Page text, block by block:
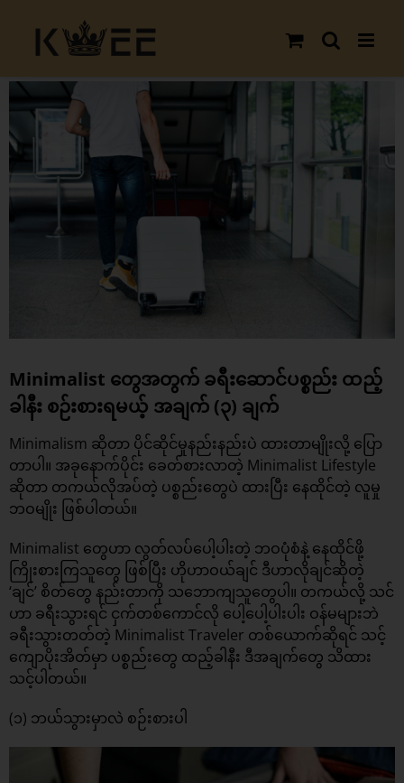
content
View
Larger
Image
Minimalist တွေအတွက် ခရီးဆောင်ပစ္စည်း ထည့်
ခါနီး စဉ်းစားရမယ့် အချက် (၃) ချက်
Minimalism ဆိုတာ ပိုင်ဆိုင်မှုနည်းနည်းပဲ ထားတာမျိုးလို့ ပြော
တာပါ။ အခုနောက်ပိုင်း ခေတ်စားလာတဲ့ Minimalist Lifestyle
ဆိုတာ တကယ်လိုအပ်တဲ့ ပစ္စည်းတွေပဲ ထားပြီး နေထိုင်တဲ့ လူမှု
ဘဝမျိုး ဖြစ်ပါတယ်။
Minimalist တွေဟာ လွတ်လပ်ပေါ့ပါးတဲ့ ဘဝပုံစံနဲ့ နေထိုင်ဖို့
ကြိုးစားကြသူတွေ ဖြစ်ပြီး ဟိုဟာဝယ်ချင် ဒီဟာလိုချင်ဆိုတဲ့
‘ချင်’ စိတ်တွေ နည်းတာကို သဘောကျသူတွေပါ။ တကယ်လို့ သင်
ဟာ ခရီးသွားရင် ငှက်တစ်ကောင်လို ပေါ့ပေါ့ပါးပါး ဝန်မများဘဲ
ခရီးသွားတတ်တဲ့ Minimalist Traveler တစ်ယောက်ဆိုရင် သင့်
ကျောပိုးအိတ်မှာ ပစ္စည်းတွေ ထည့်ခါနီး ဒီအချက်တွေ သိထား
သင့်ပါတယ်။
(၁) ဘယ်သွားမှာလဲ စဉ်းစားပါ